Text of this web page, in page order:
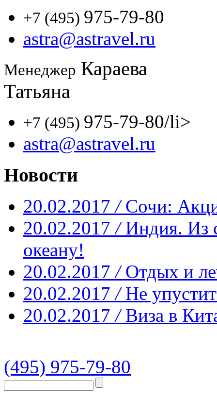
+7 (495) 975-79-80
astra@astravel.ru
Менеджер Караева
Татьяна
+7 (495) 975-79-80/li>
astra@astravel.ru
Новости
20.02.2017 / Сочи:
20.02.2017 / Индия. Из
океану!
20.02.2017 / Отдых и
20.02.2017 / Не
20.02.2017 / Виза в
(495) 975-79-80